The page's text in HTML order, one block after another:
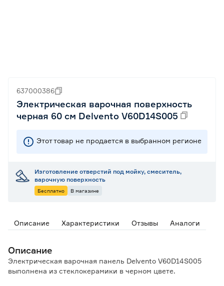
637000386
Электрическая варочная поверхность
черная 60 см Delvento V60D14S005
Этот товар не продается в выбранном регионе
Изготовление отверстий под мойку, смеситель,
варочную поверхность
Бесплатно В магазине
Описание Характеристики Отзывы Аналоги
Описание
Электрическая варочная панель Delvento V60D14S005
выполнена из стеклокерамики в черном цвете.